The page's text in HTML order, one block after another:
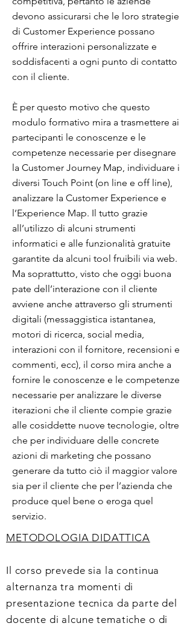
devono assicurarsi che le loro strategie
di Customer Experience possano
offrire interazioni personalizzate e
soddisfacenti a ogni punto di contatto
con il cliente.
È per questo motivo che questo
modulo formativo mira a trasmettere ai
partecipanti le conoscenze e le
competenze necessarie per disegnare
la Customer Journey Map, individuare i
diversi Touch Point (on line e off line),
analizzare la Customer Experience e
l’Experience Map. Il tutto grazie
all’utilizzo di alcuni strumenti
informatici e alle funzionalità gratuite
garantite da alcuni tool fruibili via web.
Ma soprattutto, visto che oggi buona
pate dell’interazione con il cliente
avviene anche attraverso gli strumenti
digitali (messaggistica istantanea,
motori di ricerca, social media,
interazioni con il fornitore, recensioni e
commenti, ecc), il corso mira anche a
fornire le conoscenze e le competenze
necessarie per analizzare le diverse
iterazioni che il cliente compie grazie
alle cosiddette nuove tecnologie, oltre
che per individuare delle concrete
azioni di marketing che possano
generare da tutto ciò il maggior valore
sia per il cliente che per l’azienda che
produce quel bene o eroga quel
servizio.
METODOLOGIA DIDATTICA
Il corso prevede sia la continua
alternanza tra momenti di
presentazione tecnica da parte del
docente di alcune tematiche o di